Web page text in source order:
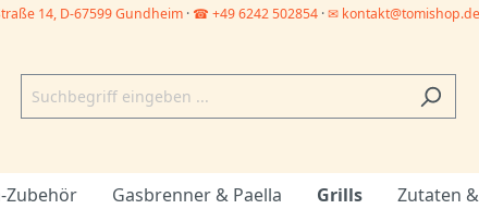
14, D-67599 Gundheim · ☎ +49 6242 502854·✉ kontakt@tomishop.de
Zubehör Gasbrenner & Paella Grills Zutaten